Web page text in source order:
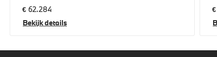
€ 62.284
Bekijk details